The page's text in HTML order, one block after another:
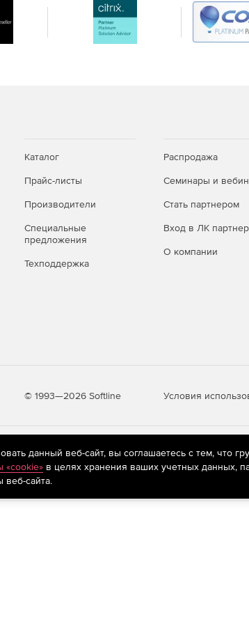
предусмотрены разные объёмы запросов в
расширенные атрибуты объектов, повышенная
адресов заменяются на автоматизированные
и автодополнение упрощают ввод адреса для
на этапе оформления заказа.
интеграция геоданных позволяет создавать
ближайших точек обслуживания, расчёт времени
по локации).
для компаний любого масштаба – от стартапов до
Каталог
Прайс-листы
Производители
Специальные
предложения
Техподдержка
Распродажа
Семинары и
Стать партнером
Вход в ЛК
О компании
© 1993—2026 Softline Условия
рекомендательные технологии
к предпочтениям пользователей сети
данный веб-сайт, вы соглашаетесь с тем, что
«cookie»в целях хранения ваших учетных данных,
веб-сайта.